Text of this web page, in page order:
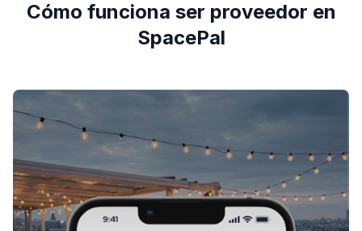
Cómo funciona ser proveedor en
SpacePal